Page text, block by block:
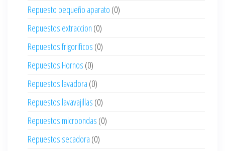
Repuesto pequeño aparato (0)
Repuestos extraccion (0)
Repuestos frigorificos (0)
Repuestos Hornos (0)
Repuestos lavadora (0)
Repuestos lavavajillas (0)
Repuestos microondas (0)
Repuestos secadora (0)